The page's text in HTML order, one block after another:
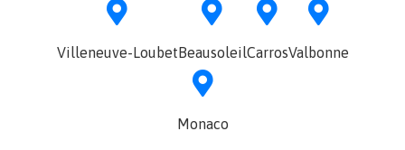
Villeneuve-Loubet BeausoleilCarrosValbonne
Monaco